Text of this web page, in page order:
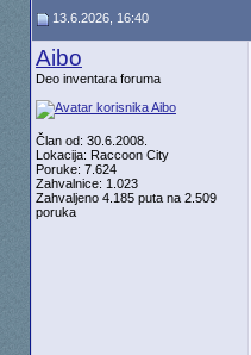
13.6.2026, 16:40
Aibo
Deo inventara foruma
Član od: 30.6.2008.
Lokacija: Raccoon City
Poruke: 7.624
Zahvalnice: 1.023
Zahvaljeno 4.185 puta na 2.509
poruka